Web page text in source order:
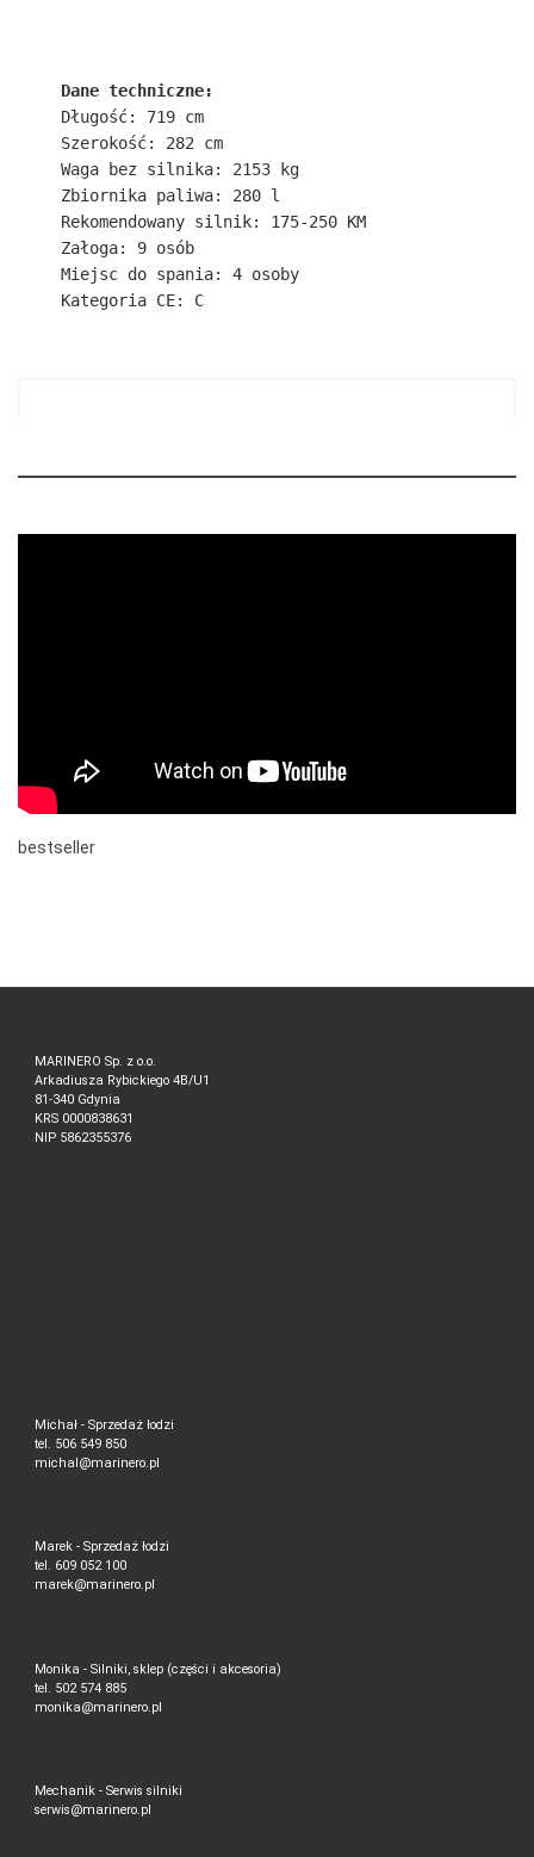
Dane techniczne:
Długość: 719 cm
Szerokość: 282 cm
Waga bez silnika: 2153 kg
Zbiornika paliwa: 280 l
Rekomendowany silnik: 175-250 KM
Załoga: 9 osób
Miejsc do spania: 4 osoby
Kategoria CE: C
bestseller
MARINERO Sp. z o.o.
Arkadiusza Rybickiego 4B/U1
81-340 Gdynia
KRS 0000838631
NIP 5862355376
Michał - Sprzedaż łodzi
tel. 506 549 850
michal@marinero.pl
Marek - Sprzedaż łodzi
tel. 609 052 100
marek@marinero.pl
Monika - Silniki, sklep (części i akcesoria)
tel. 502 574 885
monika@marinero.pl
Mechanik - Serwis silniki
serwis@marinero.pl